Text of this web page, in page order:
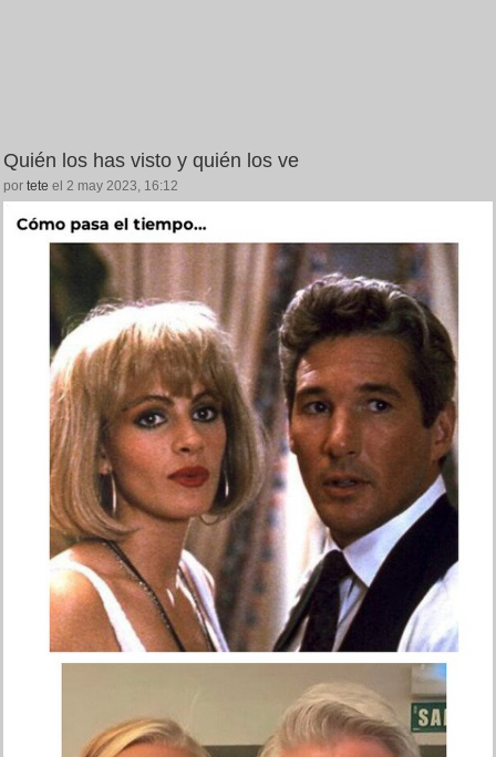
Quién los has visto y quién los ve
por tete el 2 may 2023, 16:12